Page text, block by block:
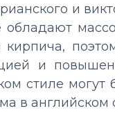
и
и
стиле могут
в английском